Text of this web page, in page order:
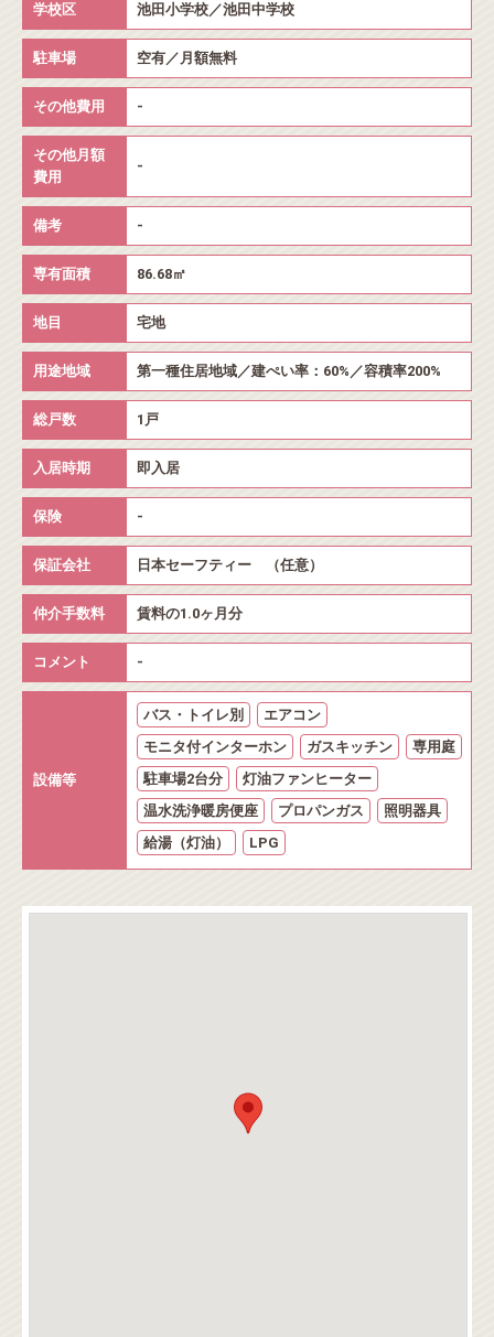
学校区 池田小学校／池田中学校
駐車場 空有／月額無料
その他費用 -
その他月額
費用
-
備考 -
専有面積 86.68㎡
地目 宅地
用途地域 第一種住居地域／建ぺい率：60%／容積率200%
総戸数 1戸
入居時期 即入居
保険 -
保証会社 日本セーフティー （任意）
仲介手数料 賃料の1.0ヶ月分
コメント -
設備等
バス・トイレ別
エアコン
モニタ付インターホン
ガスキッチン
専用庭
駐車場2台分
灯油ファンヒーター
温水洗浄暖房便座
プロパンガス
照明器具
給湯（灯油）
LPG